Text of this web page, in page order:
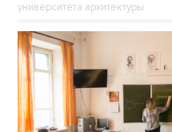
университета архитектуры.